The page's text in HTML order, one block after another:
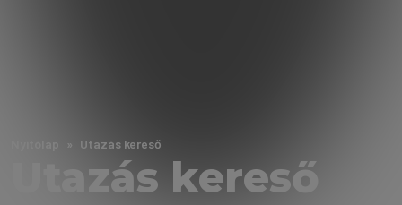
Utazás kereső
Utazás kereső